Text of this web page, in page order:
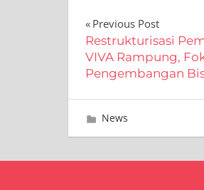
Navigasi
pos
Previous Post
Restrukturisasi
VIVA Rampung,
Pengembangan
November 14, 2024
Editor
News